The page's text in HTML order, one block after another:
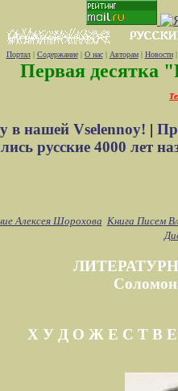
Портал| Содержание| О нас| Авторам| Новости|
Первая десятка
в нашей Vselennoy! |
русские 4000 лет
Алексея Шорохова Книга Писем
Х У Д О Ж Е С Т